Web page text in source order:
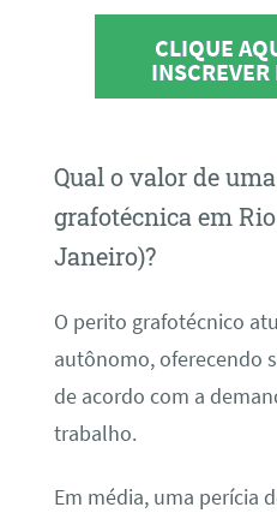
CLIQUE
Qual o valor de
grafotécnica em
Janeiro)?
O perito grafotécnico
autônomo, oferecendo
de acordo com a
trabalho.
Em média, uma perícia